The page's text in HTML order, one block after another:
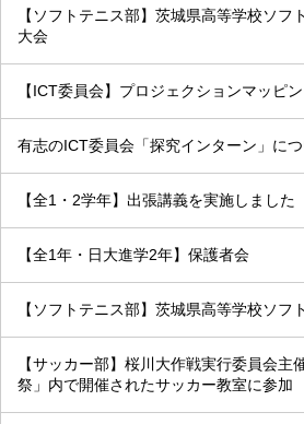
【ソフトテニス部】茨城県高等学校ソフ
大会
【ICT委員会】プロジェクションマッピ
有志のICT委員会「探究インターン」に
【全1・2学年】出張講義を実施しました
【全1年・日大進学2年】保護者会
【ソフトテニス部】茨城県高等学校ソフ
【サッカー部】桜川大作戦実行委員会主
祭」内で開催されたサッカー教室に参加